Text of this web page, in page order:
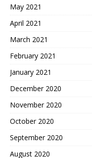
May 2021
April 2021
March 2021
February 2021
January 2021
December 2020
November 2020
October 2020
September 2020
August 2020